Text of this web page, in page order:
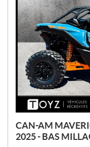
CAN-AM
2025 - BAS